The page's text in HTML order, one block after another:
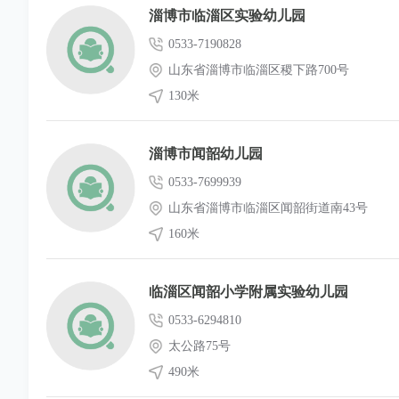
淄博市临淄区实验幼儿园
0533-7190828
山东省淄博市临淄区稷下路700号
130米
淄博市闻韶幼儿园
0533-7699939
山东省淄博市临淄区闻韶街道南43号
160米
临淄区闻韶小学附属实验幼儿园
0533-6294810
太公路75号
490米